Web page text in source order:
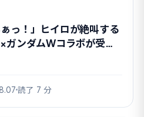
っ！」ヒイロが絶叫する
ガンダムWコラボが受注
読了 7 分